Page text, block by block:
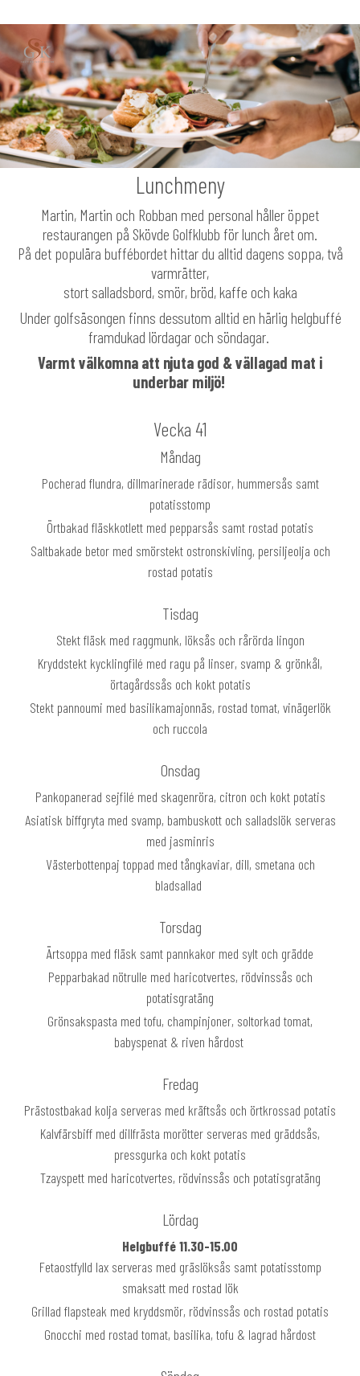
Lunchmeny
Martin, Martin och Robban med personal håller öppet
restaurangen på Skövde Golfklubb för lunch året om.
På det populära buffébordet hittar du alltid dagens soppa, två
varmrätter,
stort salladsbord, smör, bröd, kaffe och kaka
Under golfsäsongen finns dessutom alltid en härlig helgbuffé
framdukad lördagar och söndagar.
Varmt välkomna att njuta god & vällagad mat i
underbar miljö!
Vecka 41
Måndag
Pocherad flundra, dillmarinerade rädisor, hummersås samt
potatisstomp
Örtbakad fläskkotlett med pepparsås samt rostad potatis
Saltbakade betor med smörstekt ostronskivling, persiljeolja och
rostad potatis
Tisdag
Stekt fläsk med raggmunk, löksås och rårörda lingon
Kryddstekt kycklingfilé med ragu på linser, svamp & grönkål,
örtagårdssås och kokt potatis
Stekt pannoumi med basilikamajonnäs, rostad tomat, vinägerlök
och ruccola
Onsdag
Pankopanerad sejfilé med skagenröra, citron och kokt potatis
Asiatisk biffgryta med svamp, bambuskott och salladslök serveras
med jasminris
Västerbottenpaj toppad med tångkaviar, dill, smetana och
bladsallad
Torsdag
Ärtsoppa med fläsk samt pannkakor med sylt och grädde
Pepparbakad nötrulle med haricotvertes, rödvinssås och
potatisgratäng
Grönsakspasta med tofu, champinjoner, soltorkad tomat,
babyspenat & riven hårdost
Fredag
Prästostbakad kolja serveras med kräftsås och örtkrossad potatis
Kalvfärsbiff med dillfrästa morötter serveras med gräddsås,
pressgurka och kokt potatis
Tzayspett med haricotvertes, rödvinssås och potatisgratäng
Lördag
Helgbuffé 11.30-15.00
Fetaostfylld lax serveras med gräslöksås samt potatisstomp
smaksatt med rostad lök
Grillad flapsteak med kryddsmör, rödvinssås och rostad potatis
Gnocchi med rostad tomat, basilika, tofu & lagrad hårdost